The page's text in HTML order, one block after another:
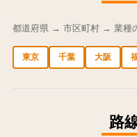
都道府県 → 市区町村 → 業種
東京 千葉 大阪
路